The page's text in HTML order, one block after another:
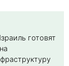
готовят